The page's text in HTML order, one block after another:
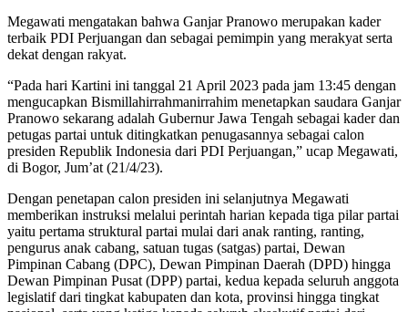
Megawati mengatakan bahwa Ganjar Pranowo merupakan kader
terbaik PDI Perjuangan dan sebagai pemimpin yang merakyat serta
dekat dengan rakyat.
“Pada hari Kartini ini tanggal 21 April 2023 pada jam 13:45 dengan
mengucapkan Bismillahirrahmanirrahim menetapkan saudara Ganjar
Pranowo sekarang adalah Gubernur Jawa Tengah sebagai kader dan
petugas partai untuk ditingkatkan penugasannya sebagai calon
presiden Republik Indonesia dari PDI Perjuangan,” ucap Megawati,
di Bogor, Jum’at (21/4/23).
Dengan penetapan calon presiden ini selanjutnya Megawati
memberikan instruksi melalui perintah harian kepada tiga pilar partai
yaitu pertama struktural partai mulai dari anak ranting, ranting,
pengurus anak cabang, satuan tugas (satgas) partai, Dewan
Pimpinan Cabang (DPC), Dewan Pimpinan Daerah (DPD) hingga
Dewan Pimpinan Pusat (DPP) partai, kedua kepada seluruh anggota
legislatif dari tingkat kabupaten dan kota, provinsi hingga tingkat